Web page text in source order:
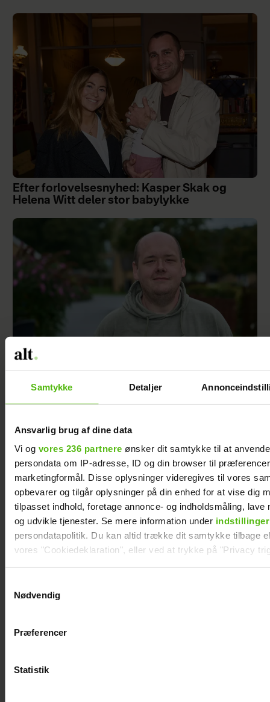
Samtykke Detaljer
Ansvarlig brug af dine data
Vi og vores 236 partnere ønsker dit samtykke til at
persondata om IP-adresse, ID og din browser til
marketingformål. Disse oplysninger videregives til vores
opbevarer og tilgår oplysninger på din enhed for at vise dig
tilpasset indhold, foretage annonce- og indholdsmåling, lave
og udvikle tjenester. Se mere information under indstillinger
persondatapolitik. Du kan altid trække dit samtykke tilbage
vores "Cookiedeklaration", eller ved at trykke på "Privacy
Vi anvender egne cookies og cookies fra tredjeparter til at
generere statistik og huske dine præferencer samt til brug
Nødvendig
Præferencer
Statistik
Efter forlovelsesnyhed: Kasper Skak og
Helena Witt deler stor babylykke
TV 2-profilen Stefan Jepsen ramt af
nyresvigt
Natasha Brock mødte sin mand på